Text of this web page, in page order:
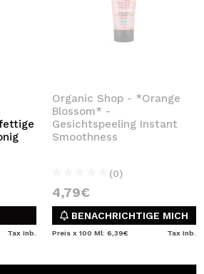
Tax Inb.
Organic Shop - *Orange
Blossom* -
Gesichtspeeling Instant
Smoothness
(0)
4,79€
BENACHRICHTIGE MICH
Preis x 100 Ml: 6,39€ Tax Inb.